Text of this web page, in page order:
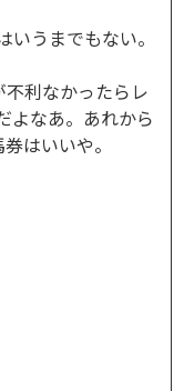
うまでもない。
利なかったらレ
よなあ。あれから
はいいや。